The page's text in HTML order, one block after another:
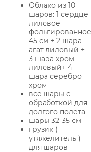
Облако из 10
шаров: 1 сердце
лиловое
фольгированное
45 см + 2 шара
агат лиловый +
3 шара хром
лиловый+ 4
шара серебро
хром
все шары с
обработкой для
долгого полета
шары 32-35 см
грузик (
утяжелитель )
для шаров